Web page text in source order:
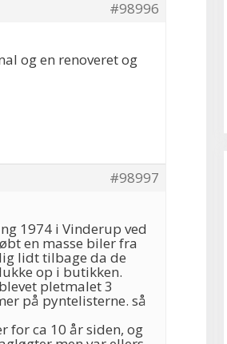
#98996
og en renoveret og
#98997
1974 i Vinderup ved
en masse biler fra
lidt tilbage da de
op i butikken.
pletmalet 3
på pyntelisterne. så
for ca 10 år siden, og